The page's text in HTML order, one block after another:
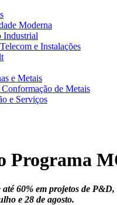
Moderna
Industrial
e Instalações
e Metais
de Metais
e Serviços
Programa
até 60% em projetos de
e 28 de agosto.